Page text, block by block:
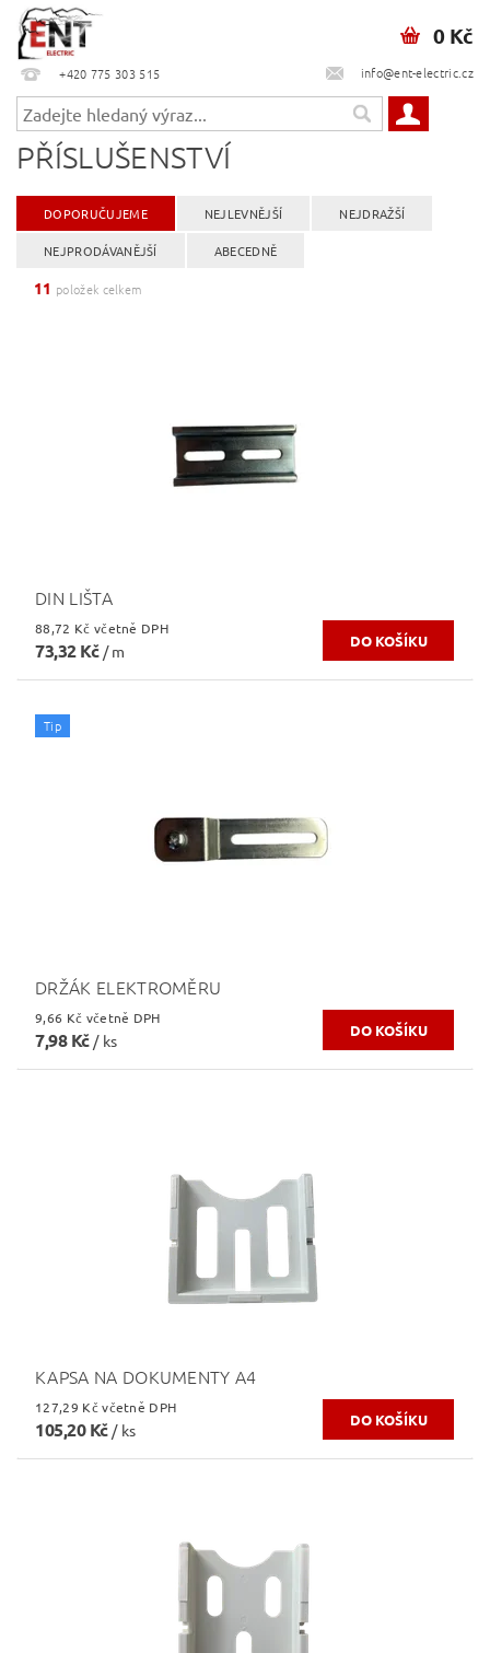
+420 775 303 515 info@ent-electric.cz
0 Kč
PŘÍSLUŠENSTVÍ
DOPORUČUJEME NEJLEVNĚJŠÍ NEJDRAŽŠÍ
NEJPRODÁVANĚJŠÍ ABECEDNĚ
11 položek celkem
DIN LIŠTA
88,72 Kč včetně DPH
73,32 Kč / m
Tip
DRŽÁK ELEKTROMĚRU
9,66 Kč včetně DPH
7,98 Kč / ks
KAPSA NA DOKUMENTY A4
127,29 Kč včetně DPH
105,20 Kč/ ks